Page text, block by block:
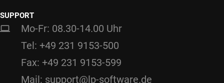
SUPPORT
Mo-Fr: 08.30-14.00 Uhr
Tel: +49 231 9153-500
Fax: +49 231 9153-599
Mail: support@lp-software.de